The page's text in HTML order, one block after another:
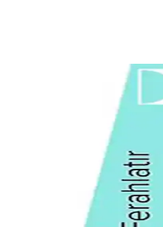
doğal içerikleriyle günlük
giderici çözümler sunar.
olur. Cilt tipine uygun